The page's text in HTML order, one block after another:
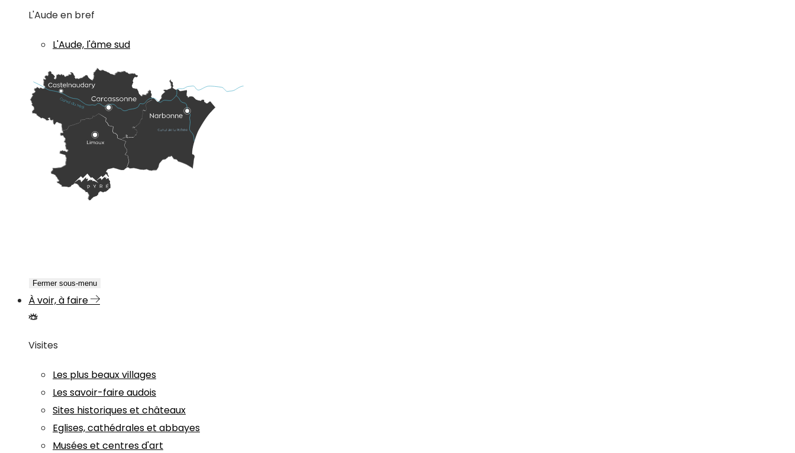
L'Aude en bref
L'Aude, l'âme sud
Fermer sous-menu
À voir, à faire
Visites
Les plus beaux villages
Les savoir-faire audois
Sites historiques et châteaux
Eglises, cathédrales et abbayes
Musées et centres d'art